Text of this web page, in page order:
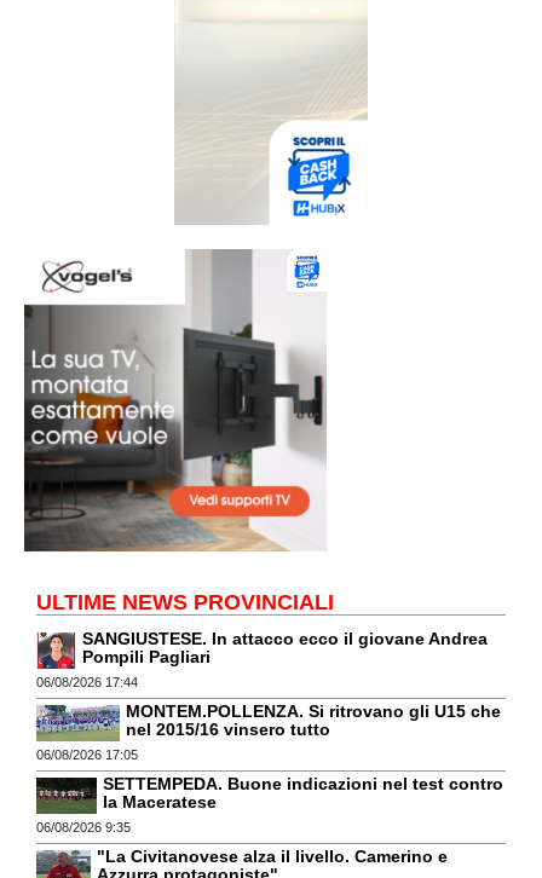
ULTIME NEWS PROVINCIALI
SANGIUSTESE. In attacco ecco il giovane Andrea
Pompili Pagliari
06/08/2026 17:44
MONTEM.POLLENZA. Si ritrovano gli U15 che
nel 2015/16 vinsero tutto
06/08/2026 17:05
SETTEMPEDA. Buone indicazioni nel test contro
la Maceratese
06/08/2026 9:35
"La Civitanovese alza il livello. Camerino e
Azzurra protagoniste"